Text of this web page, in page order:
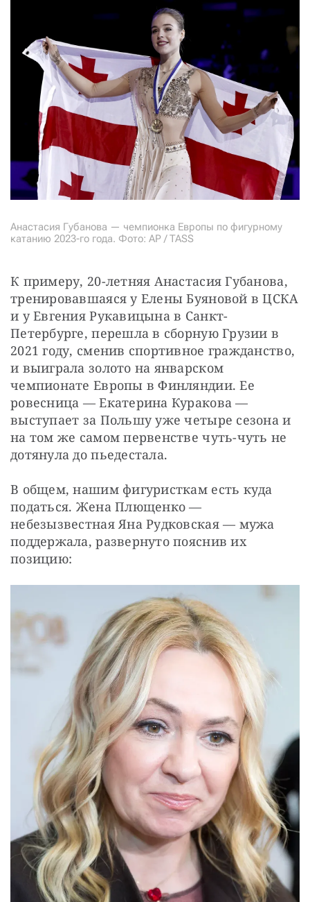
Анастасия Губанова — чемпионка Европы по фигурному
катанию 2023-го года. Фото: AP / TASS
К примеру, 20-летняя Анастасия Губанова,
тренировавшаяся у Елены Буяновой в ЦСКА
и у Евгения Рукавицына в Санкт-
Петербурге, перешла в сборную Грузии в
2021 году, сменив спортивное гражданство,
и выиграла золото на январском
чемпионате Европы в Финляндии. Ее
ровесница — Екатерина Куракова —
выступает за Польшу уже четыре сезона и
на том же самом первенстве чуть-чуть не
дотянула до пьедестала.
В общем, нашим фигуристкам есть куда
податься. Жена Плющенко —
небезызвестная Яна Рудковская — мужа
поддержала, развернуто пояснив их
позицию: